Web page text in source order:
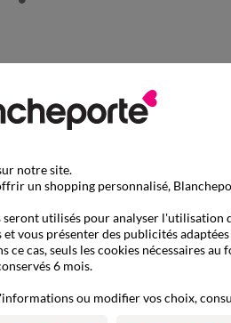
notre site.
un shopping personnalisé,
seront utilisés pour analyser l'utilisation
et vous présenter des publicités
ce cas, seuls les cookies nécessaires
6 mois.
ou modifier vos choix,